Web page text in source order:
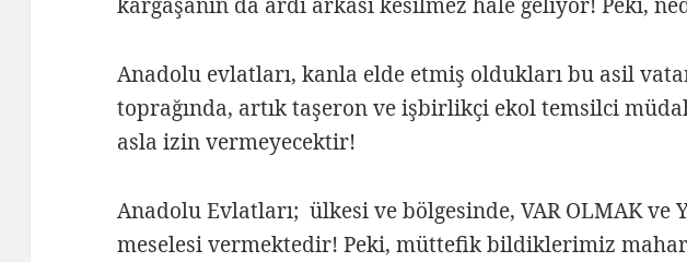
Anadolu evlatları, kanla elde etmiş oldukları bu asil
toprağında, artık taşeron ve işbirlikçi ekol temsilci
asla izin vermeyecektir!
Anadolu Evlatları; ülkesi ve bölgesinde, VAR OLMAK ve
meselesi vermektedir! Peki, müttefik bildiklerimiz